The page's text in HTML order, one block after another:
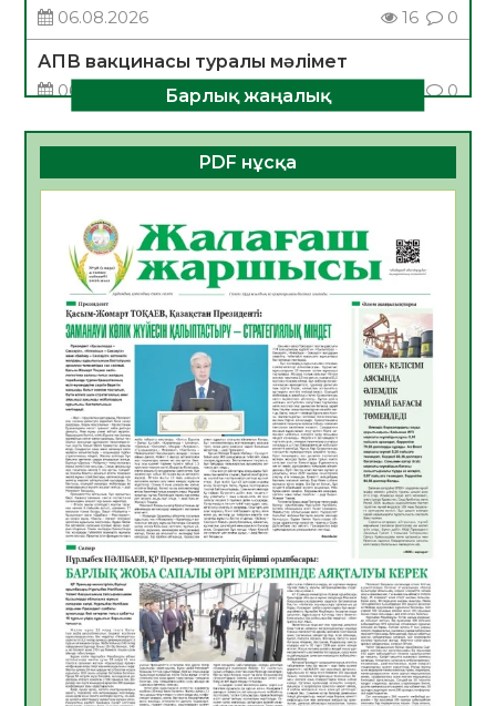
06.08.2026
16 0
АПВ вакцинасы туралы мәлімет
06.08.2026
0
Open Air: Қызылорда облысы полиция
департаменті 20 мыңнан астам
көрерменнің қауіпсіздігін қамтамасыз етті
ҚЫЗЫЛОРДАДА «САНАЛЫ ҰРПАҚ –
ЖАРҚЫН БОЛАШАҚ» АТТЫ КЕҢЕЙТІЛГЕН
МӘЖІЛІС ӨТТІ
05.08.2026
29
Қазақстан Орталық Азиядағы көшуге ең
қолайлы ел атанды
05.08.2026
31
Өрт қауіпсіздігі талаптарын сақтау – әр
азаматтың міндеті
05.08.2026
31
Руслан Рүстемұлы облыс әкімінің
кеңесшісі болып тағайындалды
05.08.2026
27
Цифрландыру саласын дамыту аясында
салынатын жаңа орталықтың жобасы
талқыланды
Барлық жаңалық
PDF нұсқа